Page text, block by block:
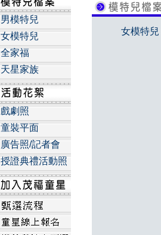
男模特兒
女模特兒
全家福
天星家族
戲劇照
童裝平面
廣告照/記者會
授證典禮活動照
女模特兒